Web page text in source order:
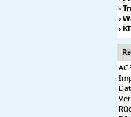
›
›
›